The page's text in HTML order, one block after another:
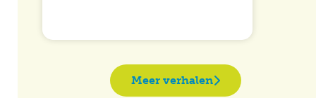
Meer verhalen